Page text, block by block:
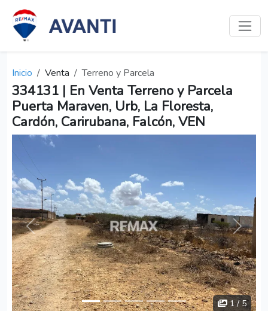
Inicio Venta Terreno y Parcela
334131 | En Venta Terreno y Parcela
Puerta Maraven, Urb, La Floresta,
Cardón, Carirubana, Falcón, VEN
Anterior
1 / 5